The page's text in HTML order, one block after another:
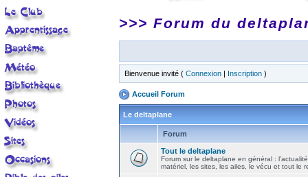
>>> Forum du
Bienvenue invité ( Connexion | Inscription )
Accueil Forum
Le deltaplane
Forum
Tout le deltaplane
Forum sur le deltaplane en général :
matériel, les sites, les ailes, le vécu et tout le